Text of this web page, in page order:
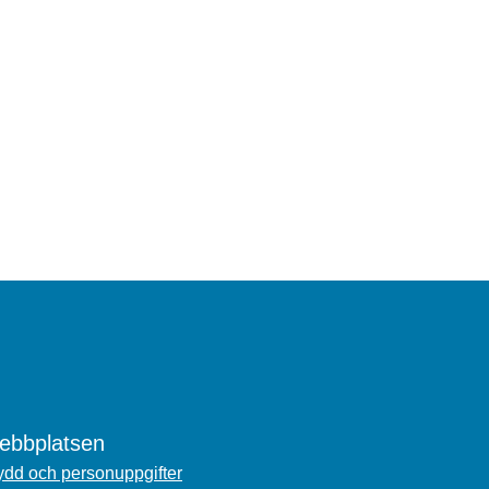
och personuppgifter